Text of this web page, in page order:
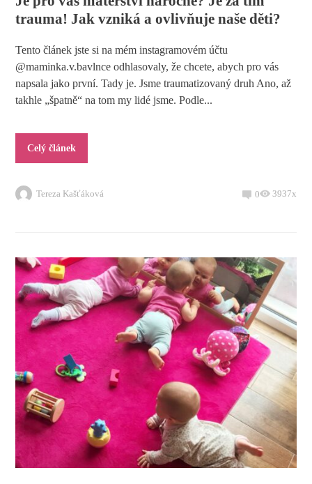
trauma! Jak vzniká a ovlivňuje naše děti?
Tento článek jste si na mém instagramovém účtu
@maminka.v.bavlnce odhlasovaly, že chcete, abych pro vás
napsala jako první. Tady je. Jsme traumatizovaný druh Ano, až
takhle „špatně“ na tom my lidé jsme. Podle...
Celý článek
Tereza Kašťáková 0 3937x